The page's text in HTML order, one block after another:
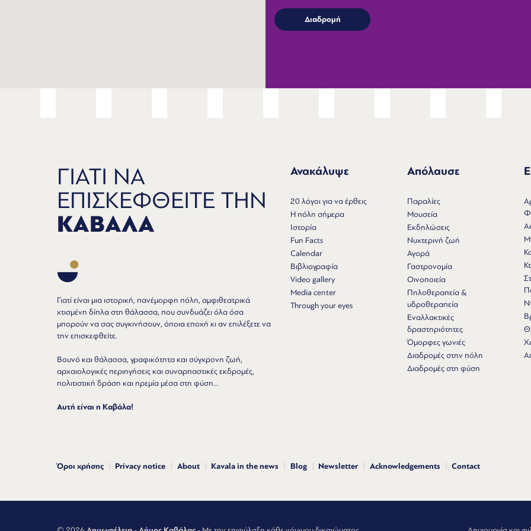
ΓΙΑΤΙ ΝΑ
ΕΠΙΣΚΕΦΘΕΙΤΕ ΤΗΝ
ΚΑΒΑΛΑ
Γιατί είναι μια ιστορική, πανέμορφη πόλη, αμφιθεατρικά
χτισμένη δίπλα στη θάλασσα, που συνδυάζει όλα όσα
μπορούν να σας συγκινήσουν, όποια εποχή κι αν επιλέξετε να
την επισκεφθείτε.
Βουνό και θάλασσα, γραφικότητα και σύγχρονη ζωή,
αρχαιολογικές περιηγήσεις και συναρπαστικές εκδρομές,
πολιτιστική δράση και ηρεμία μέσα στη φύση...
Αυτή είναι η Καβάλα!
Ανακάλυψε
20 λόγοι για να έρθεις
Η πόλη σήμερα
Ιστορία
Fun Facts
Calendar
Βιβλιογραφία
Video gallery
Media center
Through your eyes
Απόλαυσε
Παραλίες
Μουσεία
Εκδηλώσεις
Νυχτερινή ζωή
Αγορά
Γαστρονομία
Οινοποιεία
Πηλοθεραπεία &
υδροθεραπεία
Εναλλακτικές
δραστηριότητες
Όμορφες γωνιές
Διαδρομές στην πόλη
Διαδρομές στη φύση
Όροι χρήσης Privacy notice About Kavala in the news Blog Newsletter Acknowledgements Contact